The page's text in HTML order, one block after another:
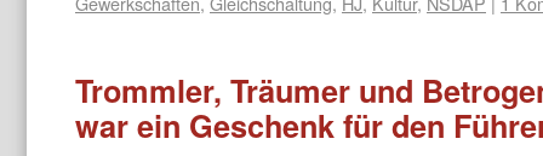
Trommler, Träumer und
war ein Geschenk für den